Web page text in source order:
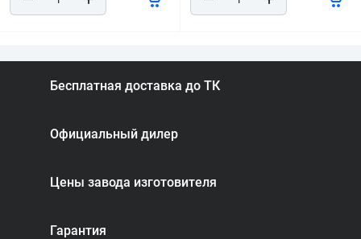
Бесплатная доставка до ТК
Официальный дилер
Цены завода изготовителя
Гарантия